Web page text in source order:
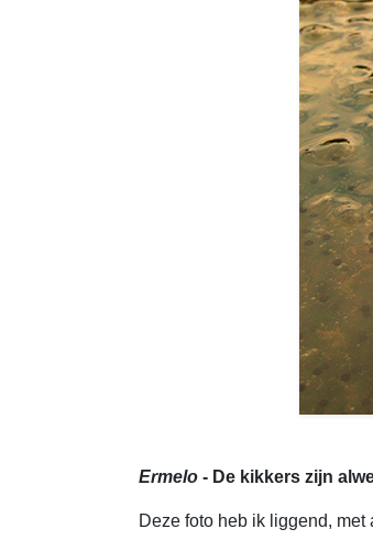
Ermelo - De kikkers zijn
Deze foto heb ik liggend,